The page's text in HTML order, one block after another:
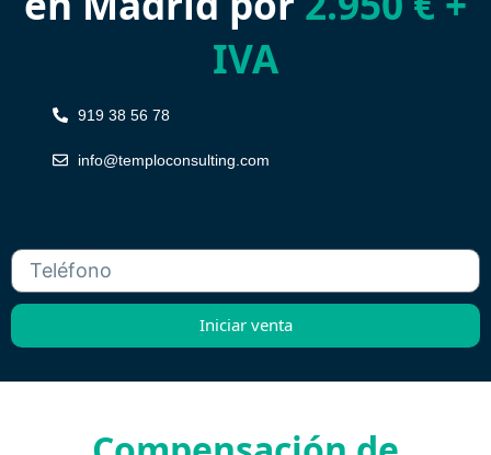
IVA
919 38 56 78
info@temploconsulting.com
Iniciar venta